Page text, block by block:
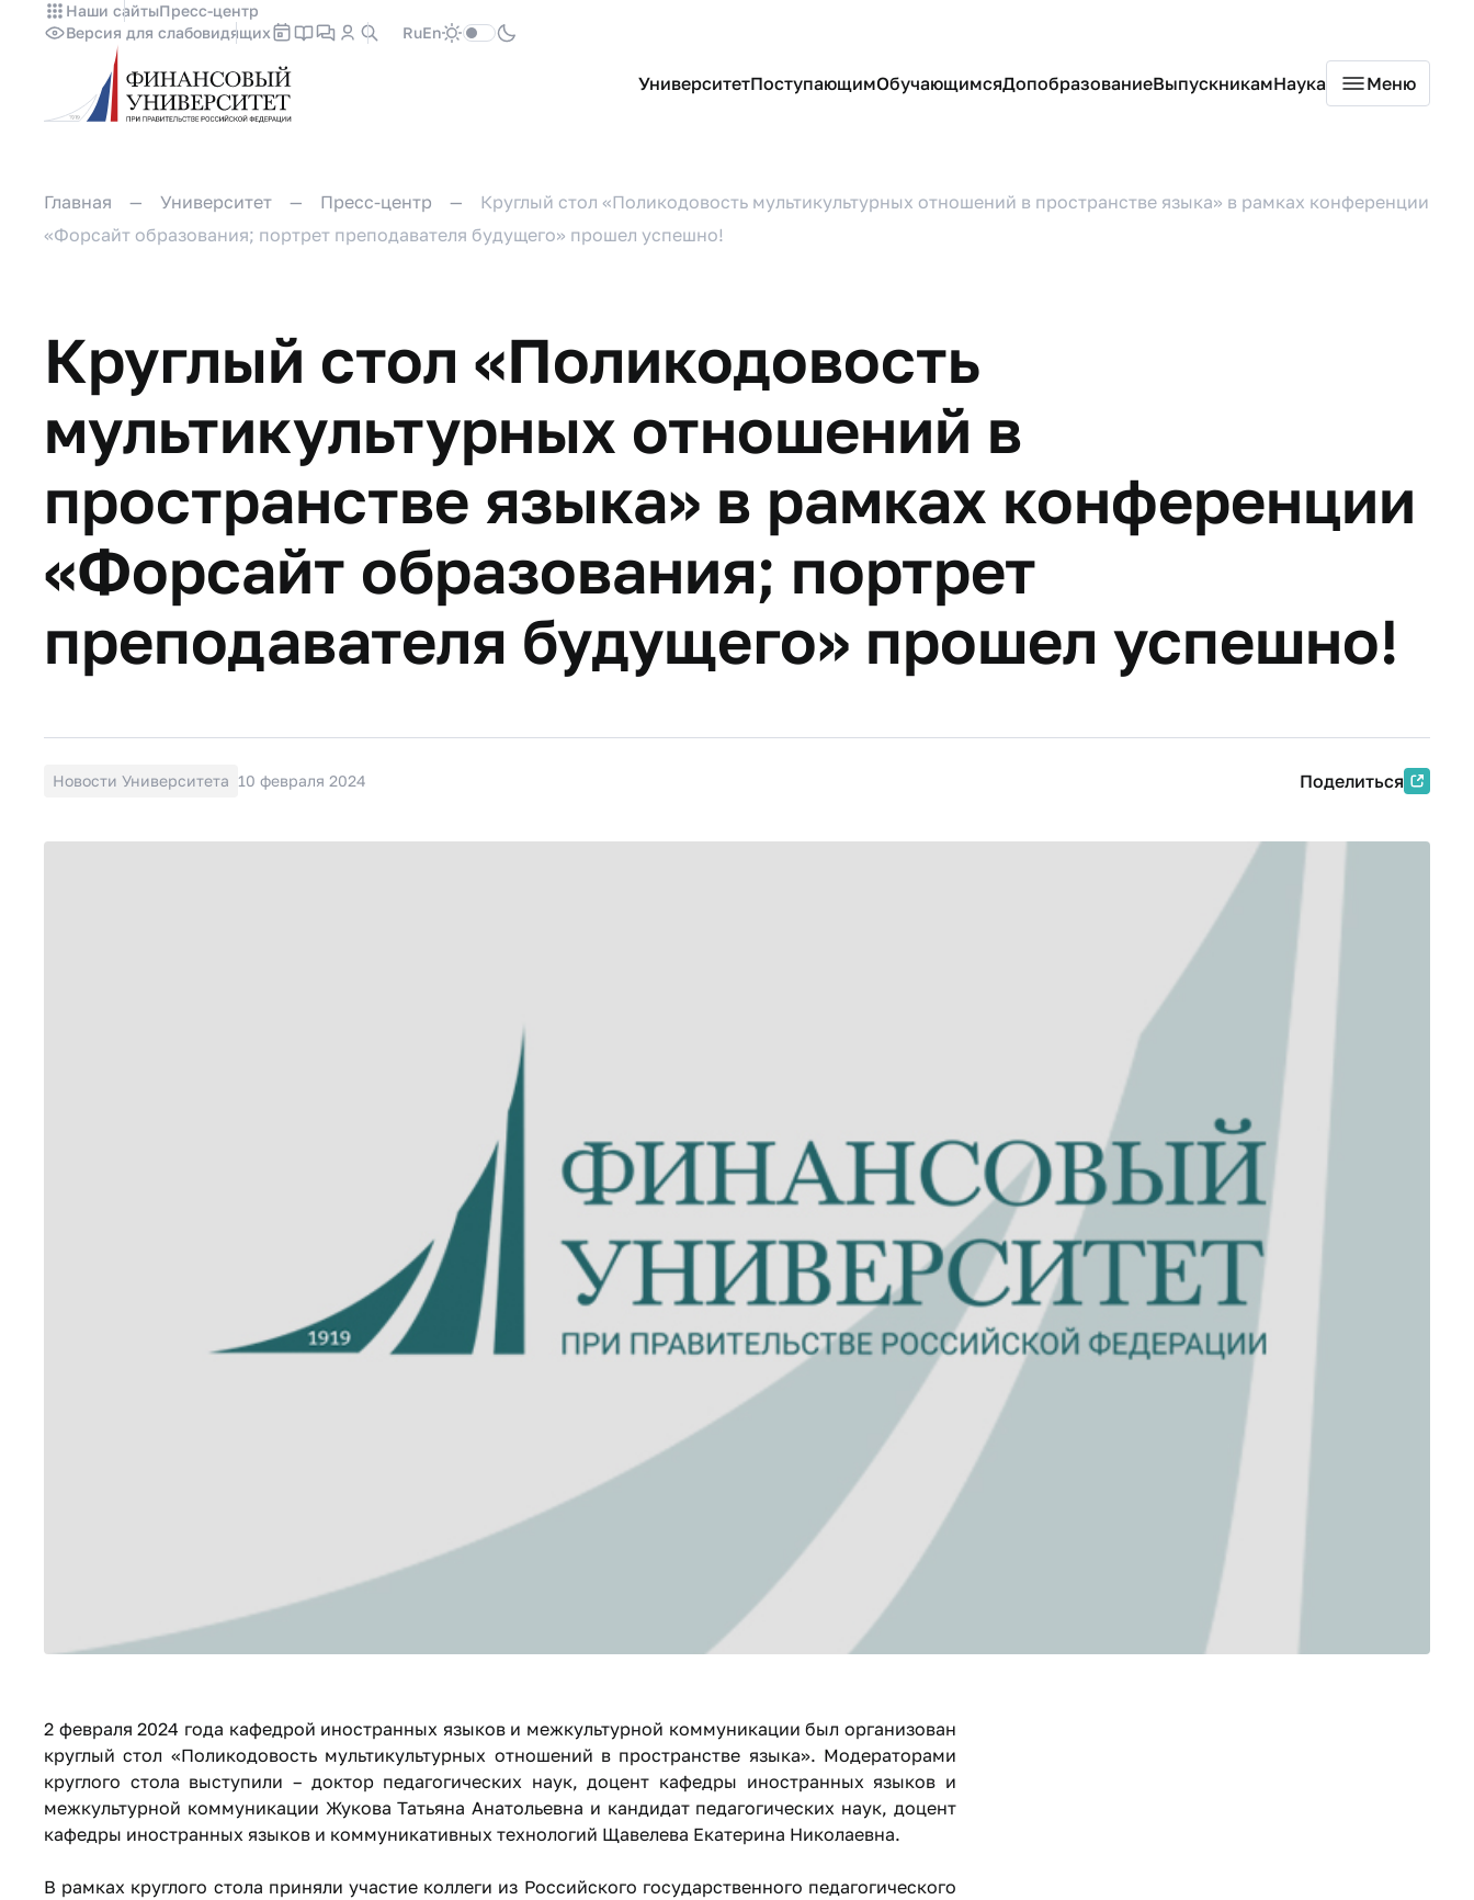
Наши сайтыПресс-центр
Версия для слабовидящих
RuEn
УниверситетПоступающимОбучающимсяДопобразованиеВыпускникамНаука Меню
Главная Университет Пресс-центр
Круглый стол «Поликодовость мультикультурных отношений в пространстве языка» в рамках конференции
«Форсайт образования; портрет преподавателя будущего» прошел успешно!
Круглый стол «Поликодовость
мультикультурных отношений в
пространстве языка» в рамках конференции
«Форсайт образования; портрет
преподавателя будущего» прошел успешно!
Новости Университета 10 февраля 2024 Поделиться
2 февраля 2024 года кафедрой иностранных языков и межкультурной коммуникации был организован
круглый стол «Поликодовость мультикультурных отношений в пространстве языка». Модераторами
круглого стола выступили – доктор педагогических наук, доцент кафедры иностранных языков и
межкультурной коммуникации Жукова Татьяна Анатольевна и кандидат педагогических наук, доцент
кафедры иностранных языков и коммуникативных технологий Щавелева Екатерина Николаевна.
В рамках круглого стола приняли участие коллеги из Российского государственного педагогического